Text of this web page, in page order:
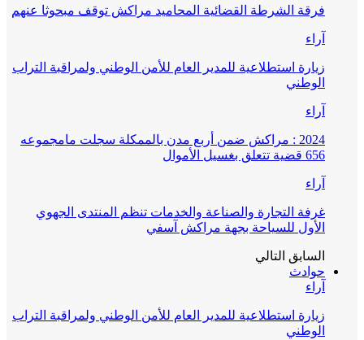
فرقة الشرطة القضائية المحاميد مراكش توقف مبحوثا عنهم
آراء
زيارة استطلاعية للمدير العام للأمن الوطني ولمراقبة التراب
الوطني
آراء
2024 : مراكش ضمن أربع مدن بالممكلة سجلت مامجموعه
656 قضية تتعلق بغسيل الأموال
آراء
غرفة التجارة والصناعة والخدمات تنظم المنتدى الجهوي
الأول للسياحة بجهة مراكش آسفي
السابق التالي
حوادث
آراء
زيارة استطلاعية للمدير العام للأمن الوطني ولمراقبة التراب
الوطني